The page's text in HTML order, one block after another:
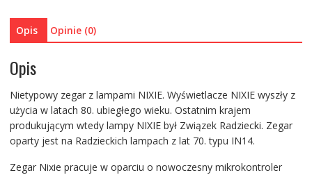
Opis Opinie (0)
Opis
Nietypowy zegar z lampami NIXIE. Wyświetlacze NIXIE wyszły z
użycia w latach 80. ubiegłego wieku. Ostatnim krajem
produkującym wtedy lampy NIXIE był Związek Radziecki. Zegar
oparty jest na Radzieckich lampach z lat 70. typu IN14.
Zegar Nixie pracuje w oparciu o nowoczesny mikrokontroler